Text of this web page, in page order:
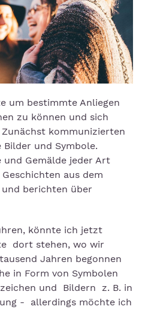
um bestimmte Anliegen
zu können und sich
kommunizierten
und Symbole.
und Gemälde jeder Art
aus dem
berichten über
könnte ich jetzt
dort stehen, wo wir
Jahren begonnen
in Form von Symbolen
und Bildern z. B. in
- allerdings möchte ich